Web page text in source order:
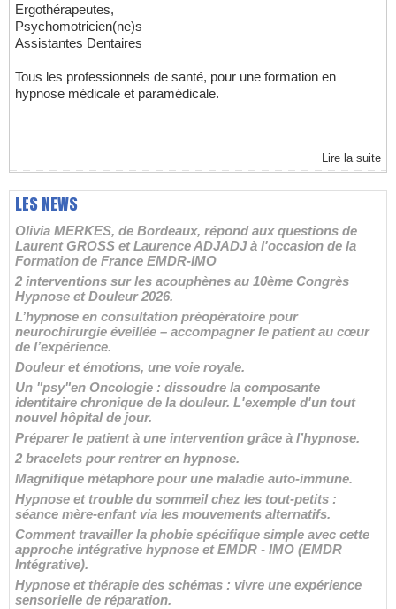
Ergothérapeutes,
Psychomotricien(ne)s
Assistantes Dentaires
Tous les professionnels de santé, pour une formation en
hypnose médicale et paramédicale.
Lire la suite
LES NEWS
Olivia MERKES, de Bordeaux, répond aux questions de
Laurent GROSS et Laurence ADJADJ à l'occasion de la
Formation de France EMDR-IMO
2 interventions sur les acouphènes au 10ème Congrès
Hypnose et Douleur 2026.
L’hypnose en consultation préopératoire pour
neurochirurgie éveillée – accompagner le patient au cœur
de l’expérience.
Douleur et émotions, une voie royale.
Un "psy"en Oncologie : dissoudre la composante
identitaire chronique de la douleur. L'exemple d'un tout
nouvel hôpital de jour.
Préparer le patient à une intervention grâce à l’hypnose.
2 bracelets pour rentrer en hypnose.
Magnifique métaphore pour une maladie auto-immune.
Hypnose et trouble du sommeil chez les tout-petits :
séance mère-enfant via les mouvements alternatifs.
Comment travailler la phobie spécifique simple avec cette
approche intégrative hypnose et EMDR - IMO (EMDR
Intégrative).
Hypnose et thérapie des schémas : vivre une expérience
sensorielle de réparation.